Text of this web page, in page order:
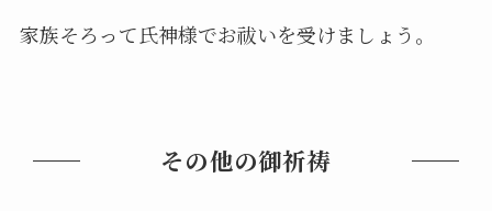
家族そろって氏神様でお祓いを受けましょう。
その他の御祈祷